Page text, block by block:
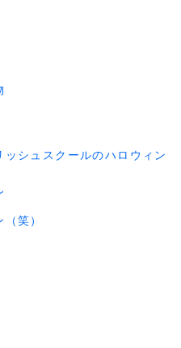
シュスクールのハロウィン
笑）